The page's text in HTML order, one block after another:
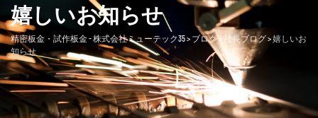
嬉しいお知らせ
精密板金・試作板金 - 株式会社ミューテック35> ブログ>社長ブログ>嬉しいお
知らせ